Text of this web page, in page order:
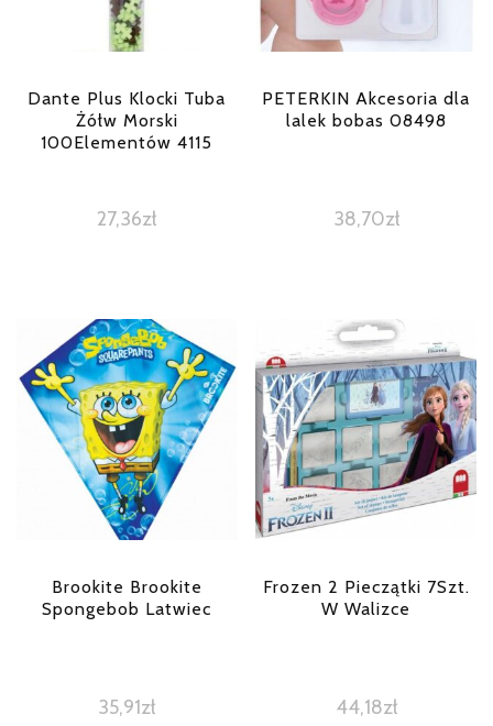
Dante Plus Klocki Tuba
Żółw Morski
100Elementów 4115
27,36zł
PETERKIN Akcesoria dla
lalek bobas 08498
38,70zł
Brookite Brookite
Spongebob Latwiec
35,91zł
Frozen 2 Pieczątki 7Szt.
W Walizce
44,18zł